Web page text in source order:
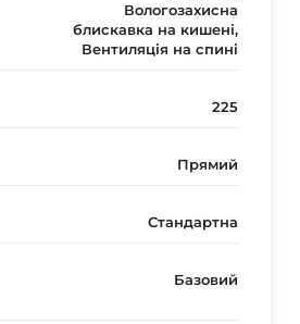
Вологозахисна
блискавка на кишені,
Вентиляція на спині
225
Прямий
Стандартна
Базовий